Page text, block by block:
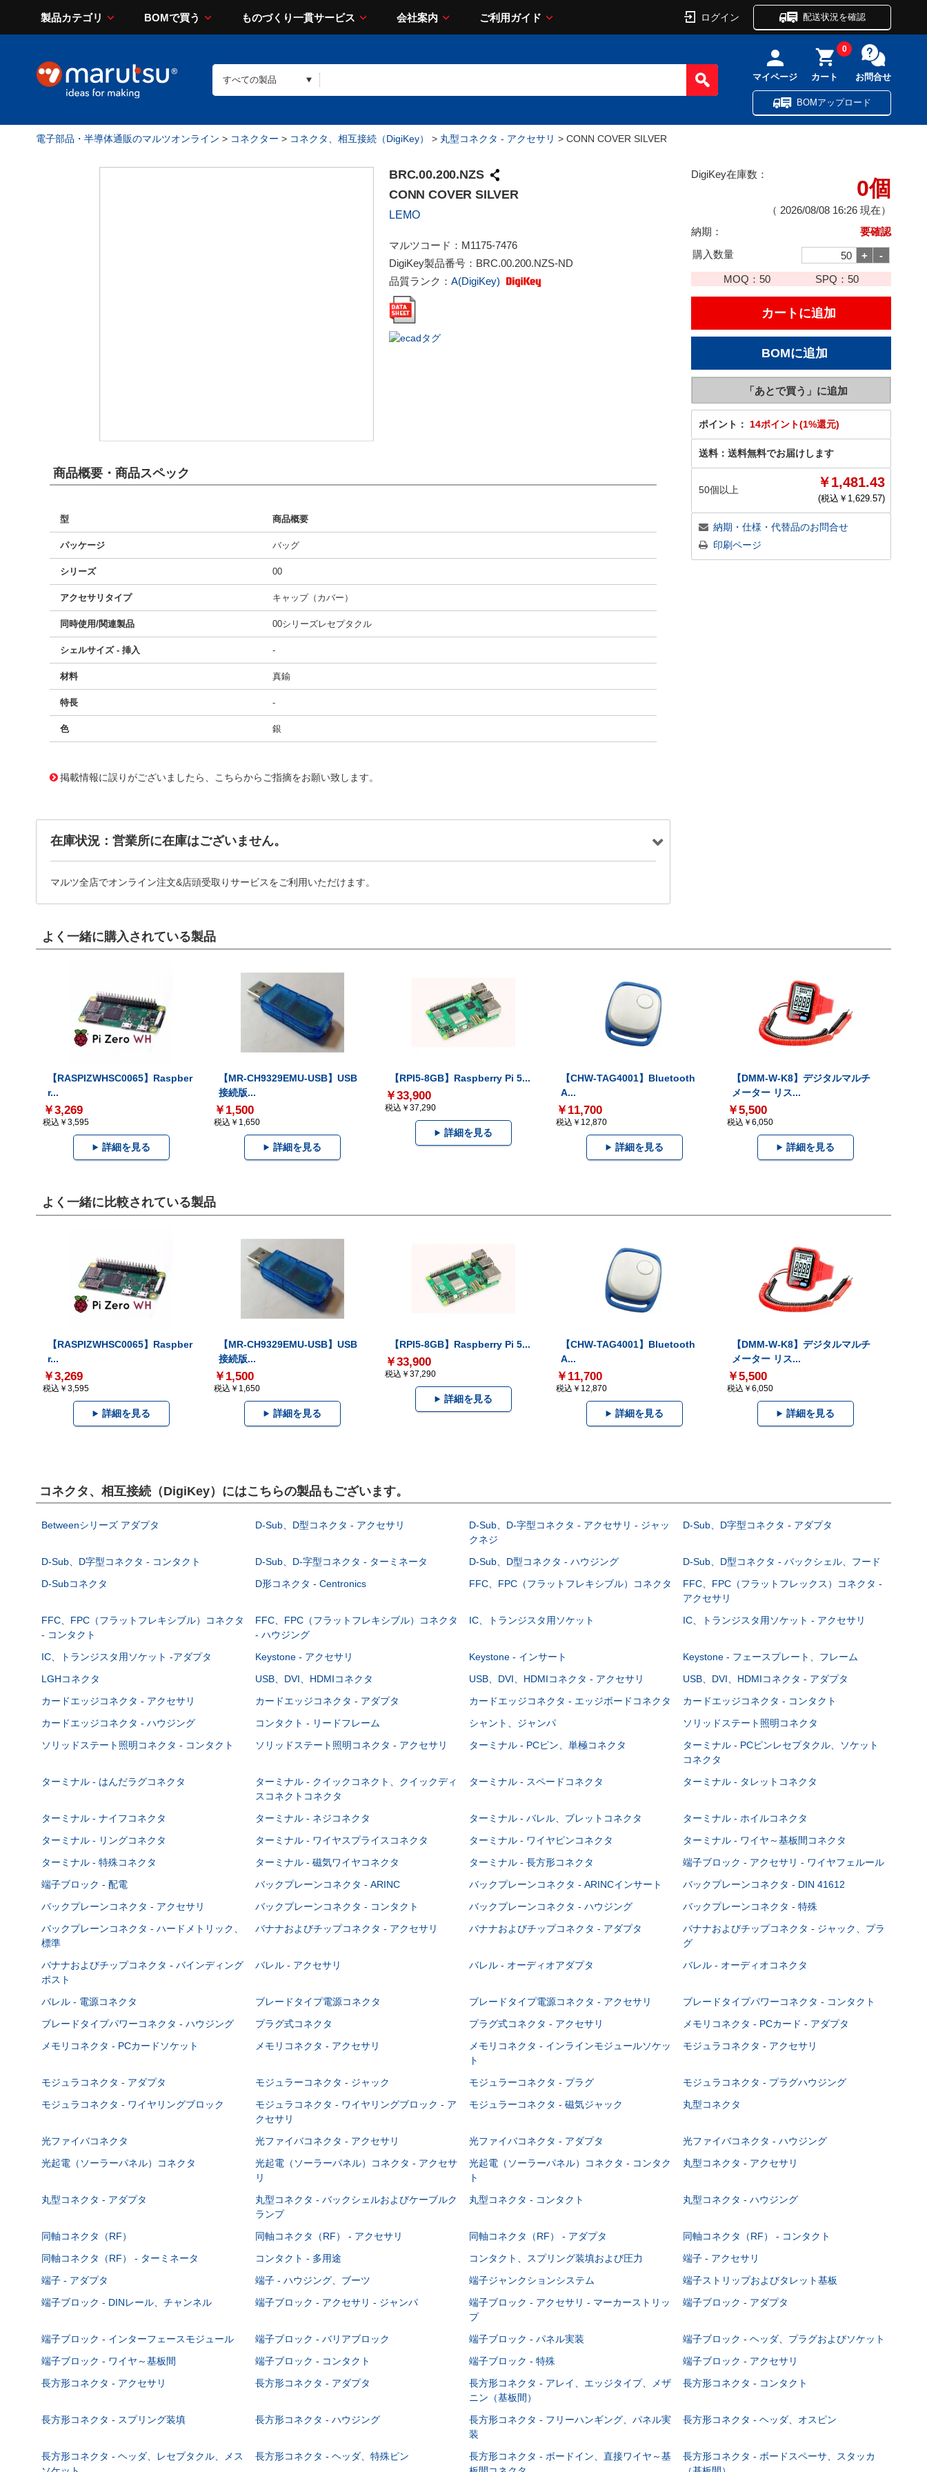
製品カテゴリ BOMで買う ものづくり一貫サービス 会社案内 ご利用ガイド ログイン 配送状況を確認
マイページ カート
0
お問合せ
BOMアップロード
電子部品・半導体通販のマルツオンライン > コネクター > コネクタ、相互接続（DigiKey） > 丸型コネクタ - アクセサリ > CONN COVER SILVER
BRC.00.200.NZS
CONN COVER SILVER
LEMO
マルツコード： M1175-7476
DigiKey製品番号： BRC.00.200.NZS-ND
品質ランク： A(DigiKey)
DigiKey在庫数：
0個
（ 2026/08/08 16:26 現在）
納期：
要確認
購入数量
MOQ：50 SPQ： 50
ポイント： 14ポイント(1%還元)
送料： 送料無料でお届けします
50個以上 ￥1,481.43
(税込￥ 1,629.57)
納期・仕様・代替品のお問合せ
印刷ページ
商品概要・商品スペック
型 商品概要
パッケージ バッグ
シリーズ 00
アクセサリタイプ キャップ（カバー）
同時使用/関連製品 00シリーズレセプタクル
シェルサイズ - 挿入 -
材料 真鍮
特長 -
色 銀
掲載情報に誤りがございましたら、こちらからご指摘をお願い致します。
在庫状況：営業所に在庫はございません。
マルツ全店でオンライン注文&店頭受取りサービスをご利用いただけます。
よく一緒に購入されている製品
【RASPIZWHSC0065】Raspber
r...
￥3,269
税込￥3,595
詳細を見る
【MR-CH9329EMU-USB】USB
接続版...
￥1,500
税込￥1,650
詳細を見る
【RPI5-8GB】Raspberry Pi 5...
￥33,900
税込￥37,290
詳細を見る
【CHW-TAG4001】Bluetooth
A...
￥11,700
税込￥12,870
詳細を見る
【DMM-W-K8】デジタルマルチ
メーター リス...
￥5,500
税込￥6,050
詳細を見る
よく一緒に比較されている製品
【RASPIZWHSC0065】Raspber
r...
￥3,269
税込￥3,595
詳細を見る
【MR-CH9329EMU-USB】USB
接続版...
￥1,500
税込￥1,650
詳細を見る
【RPI5-8GB】Raspberry Pi 5...
￥33,900
税込￥37,290
詳細を見る
【CHW-TAG4001】Bluetooth
A...
￥11,700
税込￥12,870
詳細を見る
【DMM-W-K8】デジタルマルチ
メーター リス...
￥5,500
税込￥6,050
詳細を見る
コネクタ、相互接続（DigiKey）にはこちらの製品もございます。
Betweenシリーズ アダプタ D-Sub、D型コネクタ - アクセサリ
D-Sub、D-字型コネクタ - アクセサリ - ジャッ
クネジ
D-Sub、D字型コネクタ - アダプタ
D-Sub、D字型コネクタ - コンタクト D-Sub、D-字型コネクタ - ターミネータ D-Sub、D型コネクタ - ハウジング
D-Sub、D型コネクタ - バックシェル、フード
D-Subコネクタ
D形コネクタ - Centronics FFC、FPC（フラットフレキシブル）コネクタ
FFC、FPC（フラットフレックス）コネクタ -
アクセサリ
FFC、FPC（フラットフレキシブル）コネクタ
- コンタクト
FFC、FPC（フラットフレキシブル）コネクタ
- ハウジング
IC、トランジスタ用ソケット IC、トランジスタ用ソケット - アクセサリ
IC、トランジスタ用ソケット -アダプタ Keystone - アクセサリ Keystone - インサート
Keystone - フェースプレート、フレーム
LGHコネクタ
USB、DVI、HDMIコネクタ USB、DVI、HDMIコネクタ - アクセサリ
USB、DVI、HDMIコネクタ - アダプタ
カードエッジコネクタ - アクセサリ
カードエッジコネクタ - アダプタ カードエッジコネクタ - エッジボードコネクタ
カードエッジコネクタ - コンタクト
カードエッジコネクタ - ハウジング
コンタクト - リードフレーム シャント、ジャンパ
ソリッドステート照明コネクタ
ソリッドステート照明コネクタ - コンタクト
ソリッドステート照明コネクタ - アクセサリ ターミナル - PCピン、単極コネクタ
ターミナル - PCピンレセプタクル、ソケット
コネクタ
ターミナル - はんだラグコネクタ
ターミナル - クイックコネクト、クイックディ
スコネクトコネクタ
ターミナル - スペードコネクタ ターミナル - タレットコネクタ
ターミナル - ナイフコネクタ ターミナル - ネジコネクタ ターミナル - バレル、ブレットコネクタ
ターミナル - ホイルコネクタ
ターミナル - リングコネクタ
ターミナル - ワイヤスプライスコネクタ ターミナル - ワイヤピンコネクタ
ターミナル - ワイヤ～基板間コネクタ
ターミナル - 特殊コネクタ
ターミナル - 磁気ワイヤコネクタ ターミナル - 長方形コネクタ
端子ブロック - アクセサリ - ワイヤフェルール
端子ブロック - 配電
バックプレーンコネクタ - ARINC バックプレーンコネクタ - ARINCインサート
バックプレーンコネクタ - DIN 41612
バックプレーンコネクタ - アクセサリ
バックプレーンコネクタ - コンタクト バックプレーンコネクタ - ハウジング
バックプレーンコネクタ - 特殊
バックプレーンコネクタ - ハードメトリック、
標準
バナナおよびチップコネクタ - アクセサリ バナナおよびチップコネクタ - アダプタ
バナナおよびチップコネクタ - ジャック、プラ
グ
バナナおよびチップコネクタ - バインディング
ポスト
バレル - アクセサリ バレル - オーディオアダプタ バレル - オーディオコネクタ
バレル - 電源コネクタ ブレードタイプ電源コネクタ ブレードタイプ電源コネクタ - アクセサリ
ブレードタイプパワーコネクタ - コンタクト
ブレードタイプパワーコネクタ - ハウジング
プラグ式コネクタ プラグ式コネクタ - アクセサリ
メモリコネクタ - PCカード - アダプタ
メモリコネクタ - PCカードソケット
メモリコネクタ - アクセサリ
メモリコネクタ - インラインモジュールソケッ
ト
モジュラコネクタ - アクセサリ
モジュラコネクタ - アダプタ モジュラーコネクタ - ジャック モジュラーコネクタ - プラグ
モジュラコネクタ - プラグハウジング
モジュラコネクタ - ワイヤリングブロック
モジュラコネクタ - ワイヤリングブロック - ア
クセサリ
モジュラーコネクタ - 磁気ジャック 丸型コネクタ
光ファイバコネクタ 光ファイバコネクタ - アクセサリ 光ファイバコネクタ - アダプタ
光ファイバコネクタ - ハウジング
光起電（ソーラーパネル）コネクタ
光起電（ソーラーパネル）コネクタ - アクセサ
リ
光起電（ソーラーパネル）コネクタ - コンタク
ト
丸型コネクタ - アクセサリ
丸型コネクタ - アダプタ
丸型コネクタ - バックシェルおよびケーブルク
ランプ
丸型コネクタ - コンタクト 丸型コネクタ - ハウジング
同軸コネクタ（RF） 同軸コネクタ（RF） - アクセサリ 同軸コネクタ（RF） - アダプタ
同軸コネクタ（RF） - コンタクト
同軸コネクタ（RF） - ターミネータ
コンタクト - 多用途 コンタクト、スプリング装填および圧力
端子 - アクセサリ
端子 - アダプタ
端子 - ハウジング、ブーツ 端子ジャンクションシステム
端子ストリップおよびタレット基板
端子ブロック - DINレール、チャンネル
端子ブロック - アクセサリ - ジャンパ
端子ブロック - アクセサリ - マーカーストリッ
プ
端子ブロック - アダプタ
端子ブロック - インターフェースモジュール 端子ブロック - バリアブロック 端子ブロック - パネル実装
端子ブロック - ヘッダ、プラグおよびソケット
端子ブロック - ワイヤ～基板間
端子ブロック - コンタクト 端子ブロック - 特殊
端子ブロック - アクセサリ
長方形コネクタ - アクセサリ
長方形コネクタ - アダプタ
長方形コネクタ - アレイ、エッジタイプ、メザ
ニン（基板間）
長方形コネクタ - コンタクト
長方形コネクタ - スプリング装填 長方形コネクタ - ハウジング
長方形コネクタ - フリーハンギング、パネル実
装
長方形コネクタ - ヘッダ、オスピン
長方形コネクタ - ヘッダ、レセプタクル、メス
長方形コネクタ - ヘッダ、特殊ピン
長方形コネクタ - ボードイン、直接ワイヤ～基
長方形コネクタ - ボードスペーサ、スタッカ